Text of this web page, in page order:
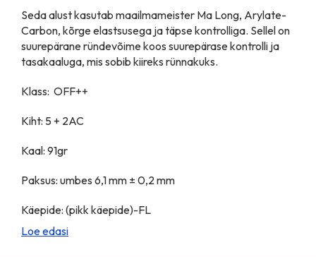
Seda alust kasutab maailmameister Ma Long, Arylate-
Carbon, kõrge elastsusega ja täpse kontrolliga. Sellel on
suurepärane ründevõime koos suurepärase kontrolli ja
tasakaaluga, mis sobib kiireks rünnakuks.
Klass: OFF++
Kiht: 5 + 2AC
Kaal: 91gr
Paksus: umbes 6,1 mm ± 0,2 mm
Käepide: (pikk käepide)-FL
Loe edasi